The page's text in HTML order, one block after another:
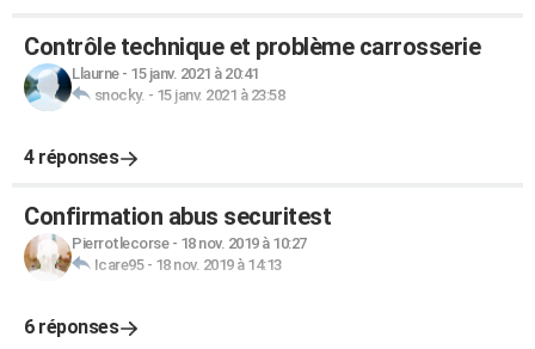
Contrôle technique et problème carrosserie
Llaurne- 15 janv. 2021 à 20:41
snocky. - 15 janv. 2021 à 23:58
4 réponses
Confirmation abus securitest
Pierrotlecorse- 18 nov. 2019 à 10:27
Icare95- 18 nov. 2019 à 14:13
6 réponses